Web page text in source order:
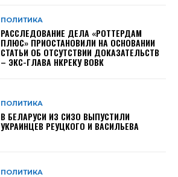
ПОЛИТИКА
РАССЛЕДОВАНИЕ ДЕЛА «РОТТЕРДАМ
ПЛЮС» ПРИОСТАНОВИЛИ НА ОСНОВАНИИ
СТАТЬИ ОБ ОТСУТСТВИИ ДОКАЗАТЕЛЬСТВ
– ЭКС-ГЛАВА НКРЕКУ ВОВК
ПОЛИТИКА
В БЕЛАРУСИ ИЗ СИЗО ВЫПУСТИЛИ
УКРАИНЦЕВ РЕУЦКОГО И ВАСИЛЬЕВА
ПОЛИТИКА